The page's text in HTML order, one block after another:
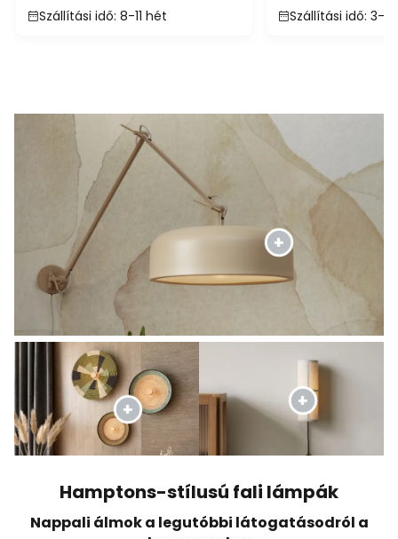
Szállítási idő: 8-11 hét Szállítási idő: 3-
Hamptons-stílusú fali lámpák
Nappali álmok a legutóbbi látogatásodról a